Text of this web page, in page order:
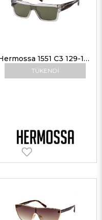
TÜKENDI
Hermossa 1551 C3 129-145 Unisex Güneş Gözlükleri